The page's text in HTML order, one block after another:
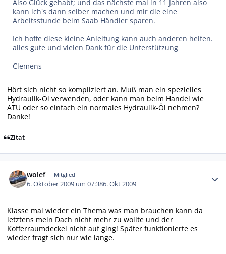
Also Glück gehabt; und das nächste mal in 11 Jahren also
kann ich's dann selber machen und mir die eine
Arbeitsstunde beim Saab Händler sparen.
Ich hoffe diese kleine Anleitung kann auch anderen helfen.
alles gute und vielen Dank für die Unterstützung
Clemens
Hört sich nicht so kompliziert an. Muß man ein spezielles
Hydraulik-Öl verwenden, oder kann man beim Handel wie
ATU oder so einfach ein normales Hydraulik-Öl nehmen?
Danke!
Zitat
wolef Mitglied
6. Oktober 2009 um 07:386. Okt 2009
Klasse mal wieder ein Thema was man brauchen kann da
letztens mein Dach nicht mehr zu wollte und der
Kofferraumdeckel nicht auf ging! Später funktionierte es
wieder fragt sich nur wie lange.